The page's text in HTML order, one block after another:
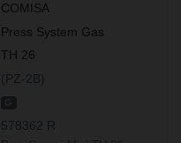
COMISA
Press System Gas
TH 26
(PZ-2B)
578362 R